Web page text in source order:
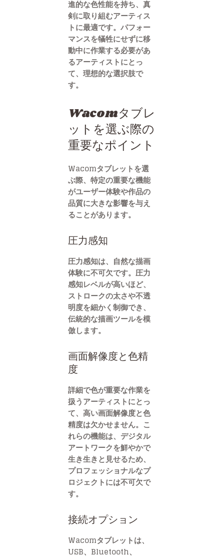
進的な色性能を持ち、真
剣に取り組むアーティス
トに最適です。パフォー
マンスを犠牲にせずに移
動中に作業する必要があ
るアーティストにとっ
て、理想的な選択肢で
す。
Wacomタブレ
ットを選ぶ際の
重要なポイント
Wacomタブレットを選
ぶ際、特定の重要な機能
がユーザー体験や作品の
品質に大きな影響を与え
ることがあります。
圧力感知
圧力感知は、自然な描画
体験に不可欠です。圧力
感知レベルが高いほど、
ストロークの太さや不透
明度を細かく制御でき、
伝統的な描画ツールを模
倣します。
画面解像度と色精
度
詳細で色が重要な作業を
扱うアーティストにとっ
て、高い画面解像度と色
精度は欠かせません。こ
れらの機能は、デジタル
アートワークを鮮やかで
生き生きと見せるため、
プロフェッショナルなプ
ロジェクトには不可欠で
す。
接続オプション
Wacomタブレットは、
USB、Bluetooth、